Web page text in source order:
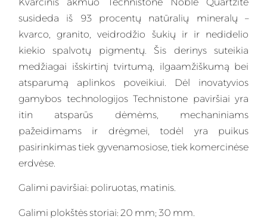
susideda iš 93 procentų natūralių mineralų –
kvarco, granito, veidrodžio šukių ir ir nedidelio
kiekio spalvotų pigmentų. Šis derinyssuteikia
medžiagai išskirtinį tvirtumą, ilgaamžiškumą bei
atsparumą aplinkos poveikiui. Dėl inovatyvios
gamybos technologijos Technistone paviršiai yra
itin atsparūs dėmėms, mechaniniams
pažeidimams ir drėgmei, todėl yra puikus
pasirinkimas tiek gyvenamosiose, tiek komercinėse
erdvėse.
Galimi paviršiai: poliruotas, matinis.
Galimi plokštės storiai: 20 mm; 30 mm.